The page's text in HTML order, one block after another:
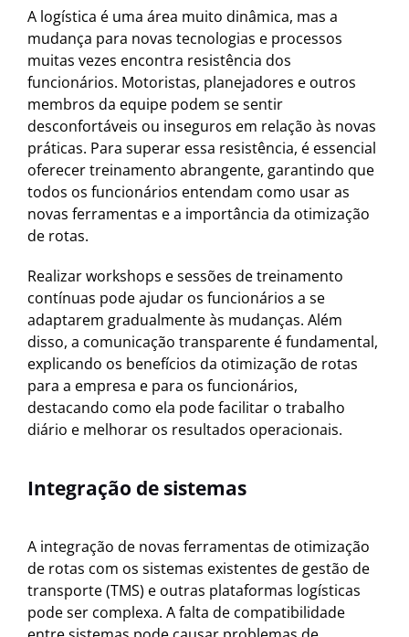
A logística é uma área muito dinâmica, mas a
mudança para novas tecnologias e processos
muitas vezes encontra resistência dos
funcionários. Motoristas, planejadores e outros
membros da equipe podem se sentir
desconfortáveis ou inseguros em relação às novas
práticas. Para superar essa resistência, é essencial
oferecer treinamento abrangente, garantindo que
todos os funcionários entendam como usar as
novas ferramentas e a importância da otimização
de rotas.
Realizar workshops e sessões de treinamento
contínuas pode ajudar os funcionários a se
adaptarem gradualmente às mudanças. Além
disso, a comunicação transparente é fundamental,
explicando os benefícios da otimização de rotas
para a empresa e para os funcionários,
destacando como ela pode facilitar o trabalho
diário e melhorar os resultados operacionais.
Integração de sistemas
A integração de novas ferramentas de otimização
de rotas com os sistemas existentes de gestão de
transporte (TMS) e outras plataformas logísticas
pode ser complexa. A falta de compatibilidade